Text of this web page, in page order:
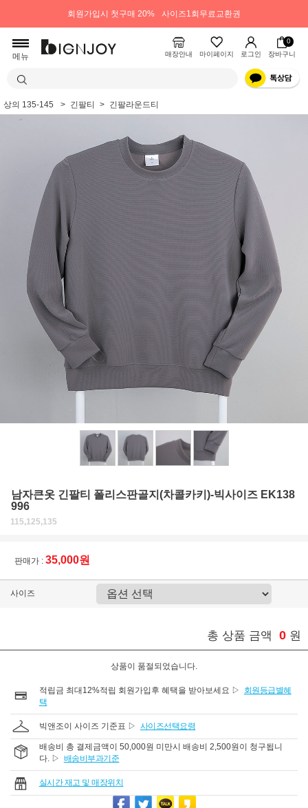
회원가입시 첫구매 20% 사이즈1회무료교환권
메뉴 매장안내 마이페이지 로그인
0
장바구니
상의 135-145 긴팔티 긴팔라운드티
남자큰옷 긴팔티 폴리스판골지(차콜카키)-빅사이즈 EK138
996
115,125,135
판매가 : 35,000원
사이즈
총 상품 금액 0 원
상품이 품절되었습니다.
적립금 최대12%적립 회원가입후 혜택을 받아보세요 ▷
회원등급별혜
택
빅앤조이 사이즈 기준표 ▷ 사이즈선택요령
배송비 총 결제금액이 50,000원 미만시 배송비 2,500원이 청구됩니
다. ▷ 배송비부과기준
실시간 재고 및 매장위치